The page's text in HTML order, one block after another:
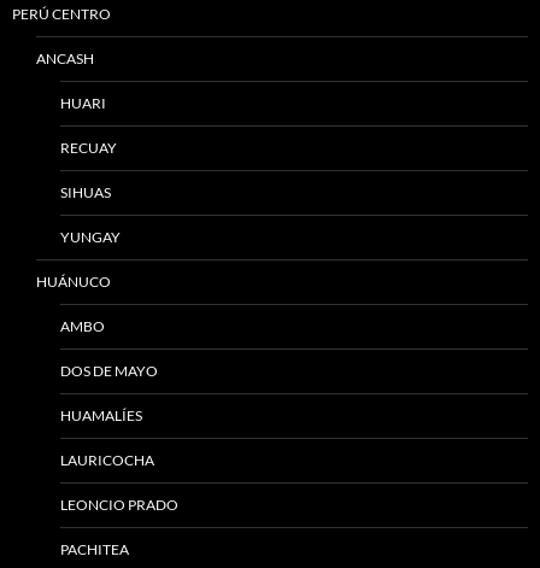
PERÚ CENTRO
ANCASH
HUARI
RECUAY
SIHUAS
YUNGAY
HUÁNUCO
AMBO
DOS DE MAYO
HUAMALÍES
LAURICOCHA
LEONCIO PRADO
PACHITEA